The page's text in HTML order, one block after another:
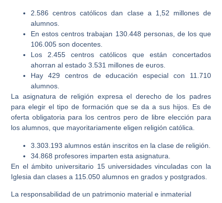
2.586 centros católicos dan clase a 1,52 millones de
alumnos.
En estos centros trabajan 130.448 personas, de los que
106.005 son docentes.
Los 2.455 centros católicos que están concertados
ahorran al estado 3.531 millones de euros.
Hay 429 centros de educación especial con 11.710
alumnos.
La asignatura de religión expresa el derecho de los padres
para elegir el tipo de formación que se da a sus hijos. Es de
oferta obligatoria para los centros pero de libre elección para
los alumnos, que mayoritariamente eligen religión católica.
3.303.193 alumnos están inscritos en la clase de religión.
34.868 profesores imparten esta asignatura.
En el ámbito universitario 15 universidades vinculadas con la
Iglesia dan clases a 115.050 alumnos en grados y postgrados.
La responsabilidad de un patrimonio material e inmaterial